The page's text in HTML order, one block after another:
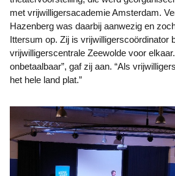
met vrijwilligersacademie Amsterdam.
Hazenberg was daarbij aanwezig en
Ittersum op. Zij is vrijwilligerscoördinator
vrijwilligerscentrale Zeewolde voor
onbetaalbaar”, gaf zij aan. “Als
het hele land plat.”